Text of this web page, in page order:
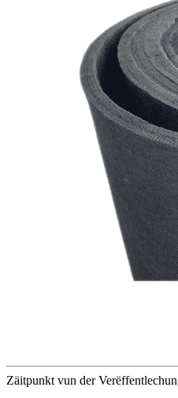
Zäitpunkt vun der